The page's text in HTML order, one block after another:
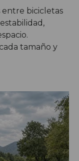
entre bicicletas
tamaño y